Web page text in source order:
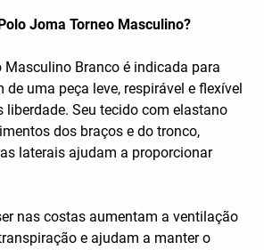
Joma Torneo Masculino?
Masculino Branco é indicada para
uma peça leve, respirável e flexível
liberdade. Seu tecido com elastano
dos braços e do tronco,
laterais ajudam a proporcionar
nas costas aumentam a ventilação
e ajudam a manter o